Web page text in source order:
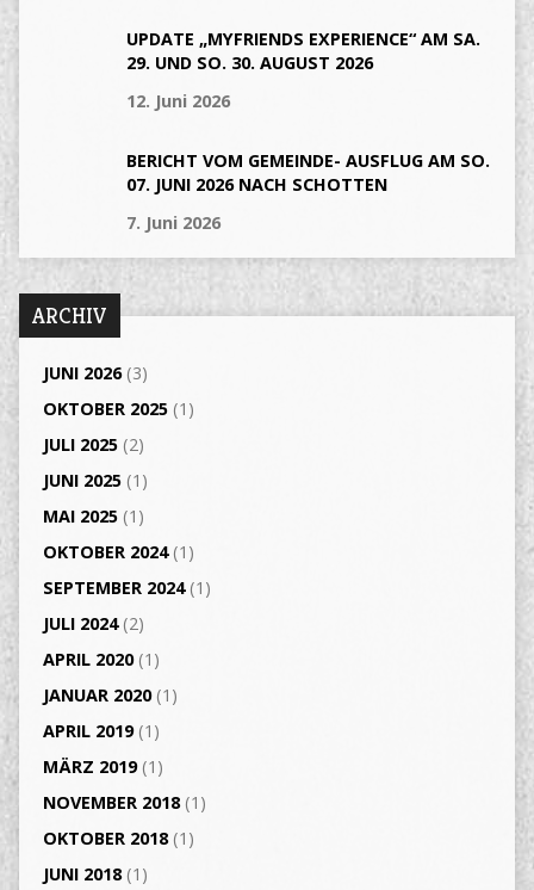
UPDATE „MYFRIENDS EXPERIENCE“ AM SA.
29. UND SO. 30. AUGUST 2026
12. Juni 2026
BERICHT VOM GEMEINDE- AUSFLUG AM SO.
07. JUNI 2026 NACH SCHOTTEN
7. Juni 2026
ARCHIV
JUNI 2026(3)
OKTOBER 2025(1)
JULI 2025(2)
JUNI 2025(1)
MAI 2025(1)
OKTOBER 2024(1)
SEPTEMBER 2024(1)
JULI 2024(2)
APRIL 2020(1)
JANUAR 2020(1)
APRIL 2019(1)
MÄRZ 2019(1)
NOVEMBER 2018(1)
OKTOBER 2018(1)
JUNI 2018(1)